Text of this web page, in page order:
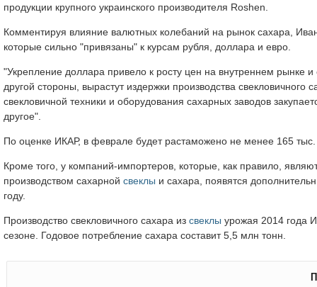
продукции крупного украинского производителя Roshen.
Комментируя влияние валютных колебаний на рынок сахара,
которые сильно "привязаны" к курсам рубля, доллара и евро.
"Укрепление доллара привело к росту цен на внутреннем рынке
другой стороны, вырастут издержки производства
свекловичной техники и оборудования сахарных заводов
другое".
По оценке ИКАР, в феврале будет растаможено не менее 165
Кроме того, у компаний-импортеров, которые, как правило,
производством сахарной свеклы и сахара, появятся
году.
Производство свекловичного сахара из свеклы урожая 2014 года
сезоне. Годовое потребление сахара составит 5,5 млн тонн.